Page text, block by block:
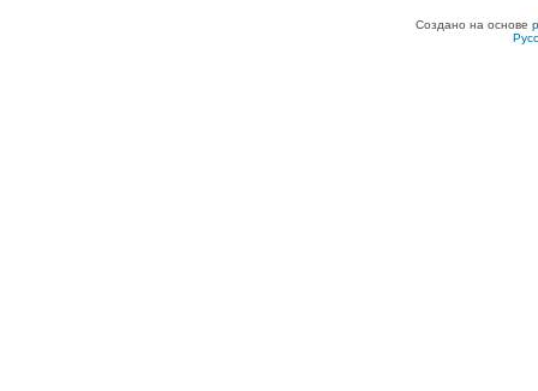
Создано на основе